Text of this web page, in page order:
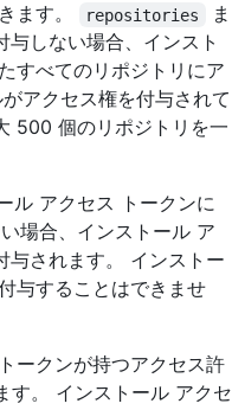
ます。
repositories
ま
しない場合、インスト
すべてのリポジトリにア
アクセス権を付与されて
500 個のリポジトリを一
ル アクセス トークンに
場合、インストール ア
与されます。 インストー
与することはできませ
ークンが持つアクセス許
す。 インストール アクセ